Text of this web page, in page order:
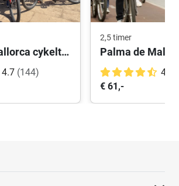
Palma de Mallorca cykeltur: Højdepunkter
4.7 (144)
2,5 timer
4.7
€ 61,-